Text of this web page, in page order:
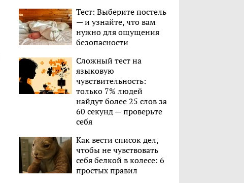
Тест: Выберите постель
— и узнайте, что вам
нужно для ощущения
безопасности
Сложный тест на
языковую
чувствительность:
только 7% людей
найдут более 25 слов за
60 секунд — проверьте
себя
Как вести список дел,
чтобы не чувствовать
себя белкой в колесе: 6
простых правил